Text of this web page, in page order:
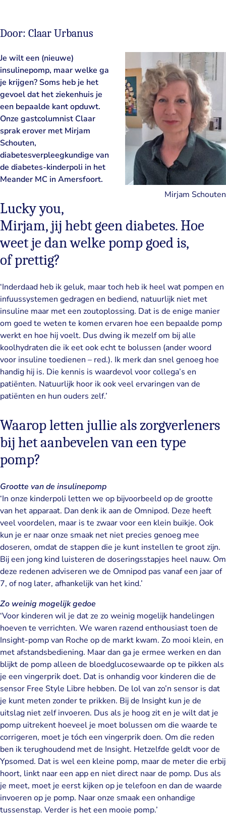
Door: Claar Urbanus
Mirjam Schouten
Je wilt een (nieuwe)
insulinepomp, maar welke ga
je krijgen? Soms heb je het
gevoel dat het ziekenhuis je
een bepaalde kant opduwt.
Onze gastcolumnist Claar
sprak erover met Mirjam
Schouten,
diabetesverpleegkundige van
de diabetes-kinderpoli in het
Meander MC in Amersfoort.
Lucky you,
Mirjam, jij hebt geen diabetes. Hoe
weet je dan welke pomp goed is,
of prettig?
‘Inderdaad heb ik geluk, maar toch heb ik heel wat pompen en
infuussystemen gedragen en bediend, natuurlijk niet met
insuline maar met een zoutoplossing. Dat is de enige manier
om goed te weten te komen ervaren hoe een bepaalde pomp
werkt en hoe hij voelt. Dus dwing ik mezelf om bij alle
koolhydraten die ik eet ook echt te bolussen (ander woord
voor insuline toedienen – red.). Ik merk dan snel genoeg hoe
handig hij is. Die kennis is waardevol voor collega’s en
patiënten. Natuurlijk hoor ik ook veel ervaringen van de
patiënten en hun ouders zelf.’
Waarop letten jullie als zorgverleners
bij het aanbevelen van een type
pomp?
Grootte van de insulinepomp
‘In onze kinderpoli letten we op bijvoorbeeld op de grootte
van het apparaat. Dan denk ik aan de Omnipod. Deze heeft
veel voordelen, maar is te zwaar voor een klein buikje. Ook
kun je er naar onze smaak net niet precies genoeg mee
doseren, omdat de stappen die je kunt instellen te groot zijn.
Bij een jong kind luisteren de doseringsstapjes heel nauw. Om
deze redenen adviseren we de Omnipod pas vanaf een jaar of
7, of nog later, afhankelijk van het kind.’
Zo weinig mogelijk gedoe
‘Voor kinderen wil je dat ze zo weinig mogelijk handelingen
hoeven te verrichten. We waren razend enthousiast toen de
Insight-pomp van Roche op de markt kwam. Zo mooi klein, en
met afstandsbediening. Maar dan ga je ermee werken en dan
blijkt de pomp alleen de bloedglucosewaarde op te pikken als
je een vingerprik doet. Dat is onhandig voor kinderen die de
sensor Free Style Libre hebben. De lol van zo’n sensor is dat
je kunt meten zonder te prikken. Bij de Insight kun je de
uitslag niet zelf invoeren. Dus als je hoog zit en je wilt dat je
pomp uitrekent hoeveel je moet bolussen om die waarde te
corrigeren, moet je tóch een vingerprik doen. Om die reden
ben ik terughoudend met de Insight. Hetzelfde geldt voor de
Ypsomed. Dat is wel een kleine pomp, maar de meter die erbij
hoort, linkt naar een app en niet direct naar de pomp. Dus als
je meet, moet je eerst kijken op je telefoon en dan de waarde
invoeren op je pomp. Naar onze smaak een onhandige
tussenstap. Verder is het een mooie pomp.’